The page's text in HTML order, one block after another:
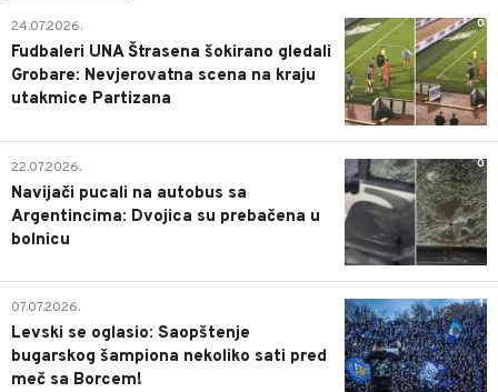
0
24.07.2026.
Fudbaleri UNA Štrasena šokirano gledali
Grobare: Nevjerovatna scena na kraju
utakmice Partizana
0
22.07.2026.
Navijači pucali na autobus sa
Argentincima: Dvojica su prebačena u
bolnicu
1
07.07.2026.
Levski se oglasio: Saopštenje
bugarskog šampiona nekoliko sati pred
meč sa Borcem!